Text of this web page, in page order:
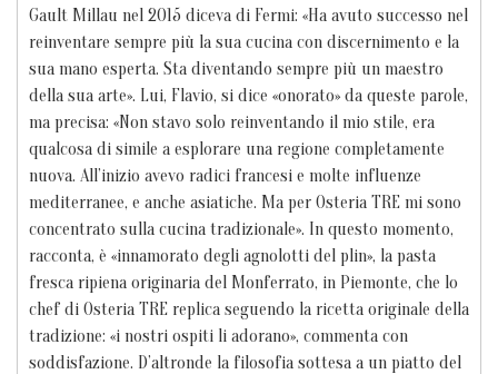
Gault Millau nel 2015 diceva di Fermi: «Ha avuto successo nel
reinventare sempre più la sua cucina con discernimento e la
sua mano esperta. Sta diventando sempre più un maestro
della sua arte». Lui, Flavio, si dice «onorato» da queste parole,
ma precisa: «Non stavo solo reinventando il mio stile, era
qualcosa di simile a esplorare una regione completamente
nuova. All’inizio avevo radici francesi e molte influenze
mediterranee, e anche asiatiche. Ma per Osteria TRE mi sono
concentrato sulla cucina tradizionale». In questo momento,
racconta, è «innamorato degli agnolotti del plin», la pasta
fresca ripiena originaria del Monferrato, in Piemonte, che lo
chef di Osteria TRE replica seguendo la ricetta originale della
tradizione: «i nostri ospiti li adorano», commenta con
soddisfazione. D’altronde la filosofia sottesa a un piatto del